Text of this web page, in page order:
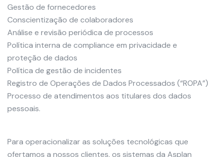
Gestão de fornecedores
Conscientização de colaboradores
Análise e revisão periódica de processos
Política interna de compliance em privacidade e
proteção de dados
Política de gestão de incidentes
Registro de Operações de Dados Processados (“ROPA”)
Processo de atendimentos aos titulares dos dados
pessoais.
Para operacionalizar as soluções tecnológicas que
ofertamos a nossos clientes, os sistemas da Asplan